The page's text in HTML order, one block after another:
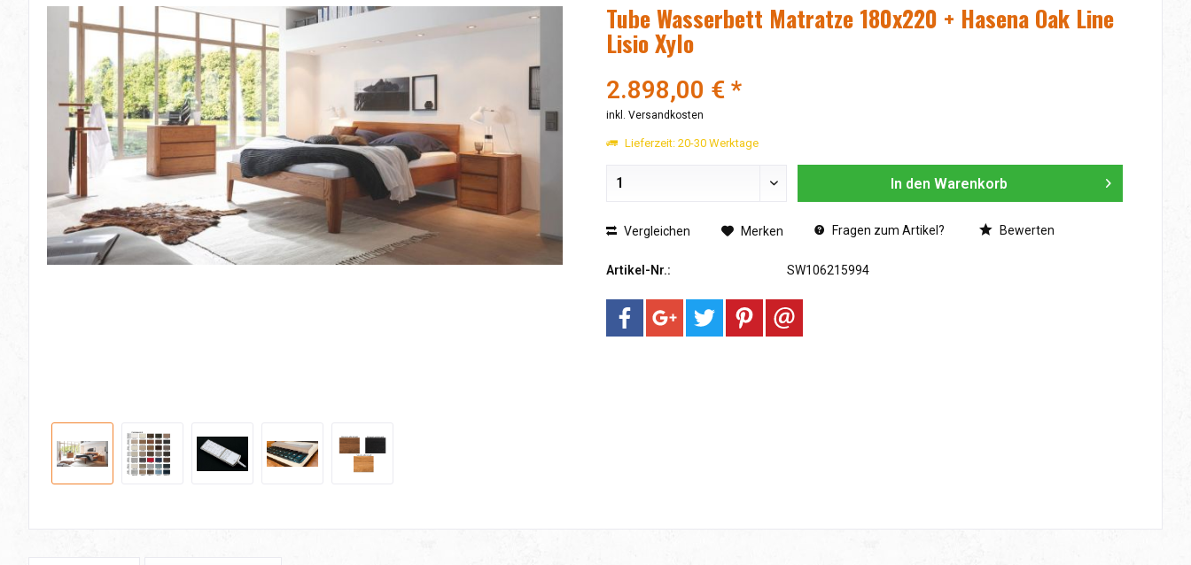
Tube Wasserbett Matratze 180x220 + Hasena Oak Line
Lisio Xylo
2.898,00 € *
inkl. Versandkosten
Lieferzeit: 20-30 Werktage
In den Warenkorb
Vergleichen Merken Fragen zum Artikel? Bewerten
Artikel-Nr.: SW106215994